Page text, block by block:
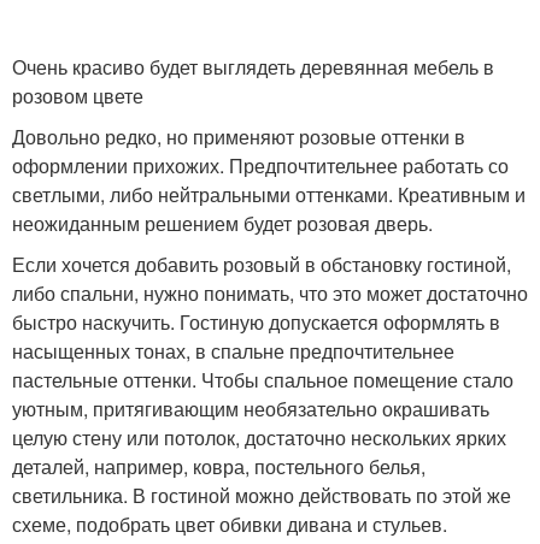
Очень красиво будет выглядеть деревянная мебель в
розовом цвете
Довольно редко, но применяют розовые оттенки в
оформлении прихожих. Предпочтительнее работать со
светлыми, либо нейтральными оттенками. Креативным и
неожиданным решением будет розовая дверь.
Если хочется добавить розовый в обстановку гостиной,
либо спальни, нужно понимать, что это может достаточно
быстро наскучить. Гостиную допускается оформлять в
насыщенных тонах, в спальне предпочтительнее
пастельные оттенки. Чтобы спальное помещение стало
уютным, притягивающим необязательно окрашивать
целую стену или потолок, достаточно нескольких ярких
деталей, например, ковра, постельного белья,
светильника. В гостиной можно действовать по этой же
схеме, подобрать цвет обивки дивана и стульев.